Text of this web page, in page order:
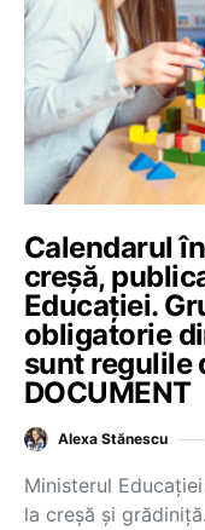
Calendarul
creșă,
Educației.
obligatorie
sunt regulile
DOCUMENT
Alexa Stănescu
Ministerul
la creșă și